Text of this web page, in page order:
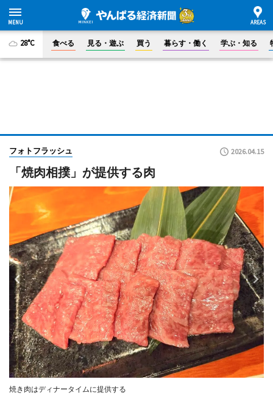
28°C 食べる 見る・遊ぶ 買う 暮らす・働く 学ぶ・知る
フォトフラッシュ 2026.04.15
「焼肉相撲」が提供する肉
焼き肉はディナータイムに提供する